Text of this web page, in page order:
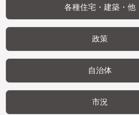
各種住宅・建築・他
政策
自治体
市況